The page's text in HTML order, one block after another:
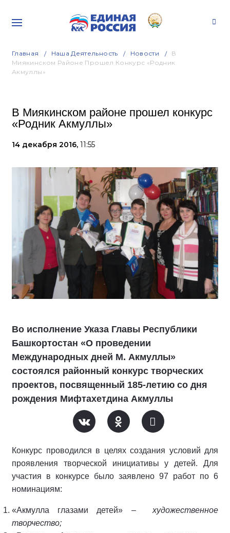
Главная Наша Деятельность Новости
В
Миякинском Районе Прошел Конкурс «Родник
Акмуллы»
В Миякинском районе прошел конкурс
«Родник Акмуллы»
14 декабря 2016, 11:55
Во исполнение Указа Главы Республики
Башкортостан «О проведении
Международных дней М. Акмуллы»
состоялся районный конкурс творческих
проектов, посвященный 185-летию со дня
рождения Мифтахетдина Акмуллы
Конкурс проводился в целях создания условий для
проявления творческой инициативы у детей. Для
участия в конкурсе было заявлено 97 работ по 6
номинациям:
«Акмулла глазами детей» – художественное
творчество;